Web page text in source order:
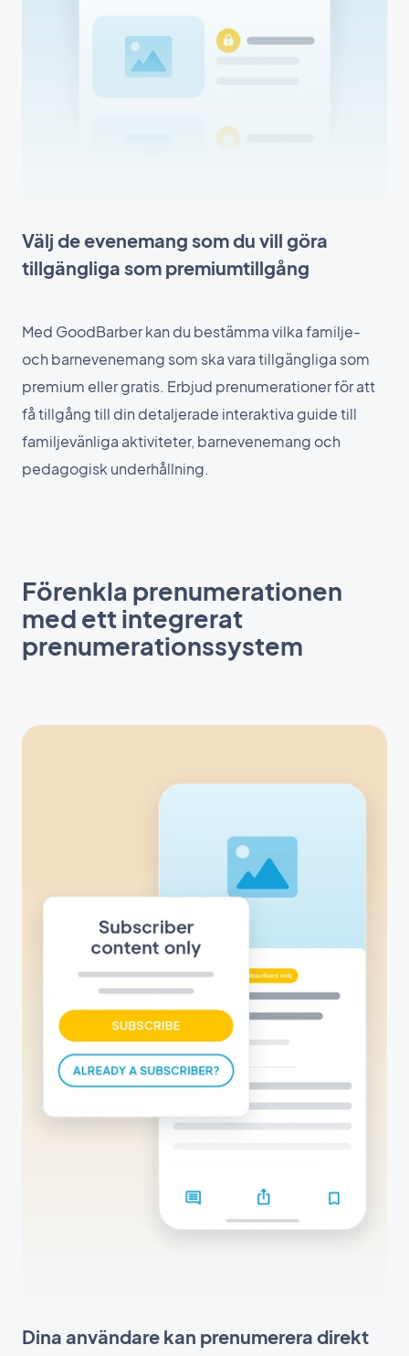
Välj de evenemang som du vill göra
tillgängliga som premiumtillgång
Med GoodBarber kan du bestämma vilka familje-
och barnevenemang som ska vara tillgängliga som
premium eller gratis. Erbjud prenumerationer för att
få tillgång till din detaljerade interaktiva guide till
familjevänliga aktiviteter, barnevenemang och
pedagogisk underhållning.
Förenkla prenumerationen
med ett integrerat
prenumerationssystem
Dina användare kan prenumerera direkt